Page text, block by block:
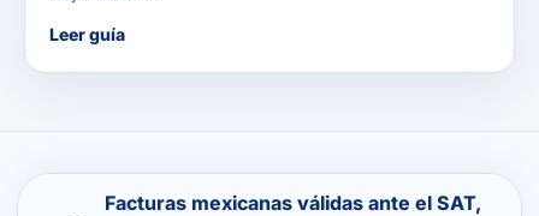
Leer guía
Facturas mexicanas válidas ante el SAT,